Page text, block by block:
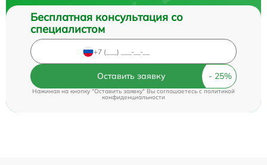
Бесплатная консультация со
специалистом
Оставить заявку
Нажимая на кнопку "Оставить заявку" Вы соглашаетесь c политикой
конфиденциальности